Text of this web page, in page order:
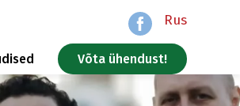
Rus
Võta ühendust!